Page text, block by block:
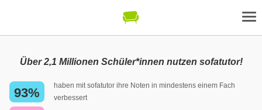
Über 2,1 Millionen Schüler*innen nutzen sofatutor!
93%
haben mit sofatutor ihre Noten in mindestens einem Fach
verbessert